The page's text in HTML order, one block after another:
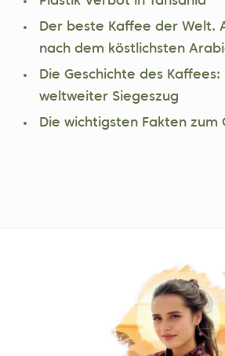
Der beste Kaffee der Welt.
nach dem köstlichsten
Die Geschichte des Kaffees:
weltweiter Siegeszug
Die wichtigsten Fakten zum